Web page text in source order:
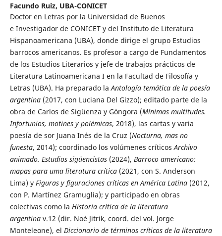
Facundo Ruiz, UBA-CONICET
Doctor en Letras por la Universidad de Buenos
e Investigador de CONICET y del Instituto de Literatura
Hispanoamericana (UBA), donde dirige el grupo Estudios
barrocos americanos. Es profesor a cargo de Fundamentos
de los Estudios Literarios y jefe de trabajos prácticos de
Literatura Latinoamericana I en la Facultad de Filosofía y
Letras (UBA). Ha preparado laAntología temática de la poesía
argentina(2017, con Luciana Del Gizzo); editado parte de la
obra de Carlos de Sigüenza y Góngora (Mínimas multitudes.
Infortunios, motines y polémicas, 2018), las cartas y varia
poesía de sor Juana Inés de la Cruz (Nocturna, mas no
funesta, 2014); coordinado los volúmenes críticosArchivo
animado. Estudios sigüencistas(2024), Barroco americano:
mapas para uma literatura crítica(2021, con S. Anderson
Lima) y Figuras y figuraciones críticas en América Latina(2012,
con P. Martínez Gramuglia); y participado en obras
colectivas como la Historia crítica de la literatura
argentina v.12 (dir. Noé Jitrik, coord. del vol. Jorge
Monteleone), el Diccionario de términos críticos de la literatura